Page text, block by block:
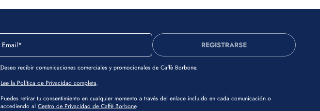
REGISTRARSE
Deseo recibir comunicaciones comerciales y promocionales de Caffè Borbone.
Lee la Política de Privacidad completa.
Puedes retirar tu consentimiento en cualquier momento a través del enlace incluido en cada comunicación o
accediendo al Centro de Privacidad de Caffè Borbone.